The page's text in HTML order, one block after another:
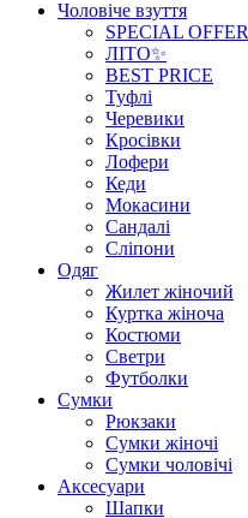
Чоловіче взуття
SPECIAL OFFER
ЛІТО✨
BEST PRICE
Туфлі
Черевики
Кросівки
Лофери
Кеди
Мокасини
Сандалі
Сліпони
Одяг
Жилет жіночий
Куртка жіноча
Костюми
Светри
Футболки
Сумки
Рюкзаки
Сумки жіночі
Сумки чоловічі
Аксеcуари
Шапки